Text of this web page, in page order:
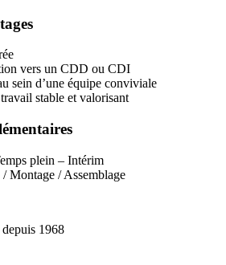
vers un CDD ou CDI
sein d’une équipe conviviale
stable et valorisant
plein – Intérim
Montage / Assemblage
1968